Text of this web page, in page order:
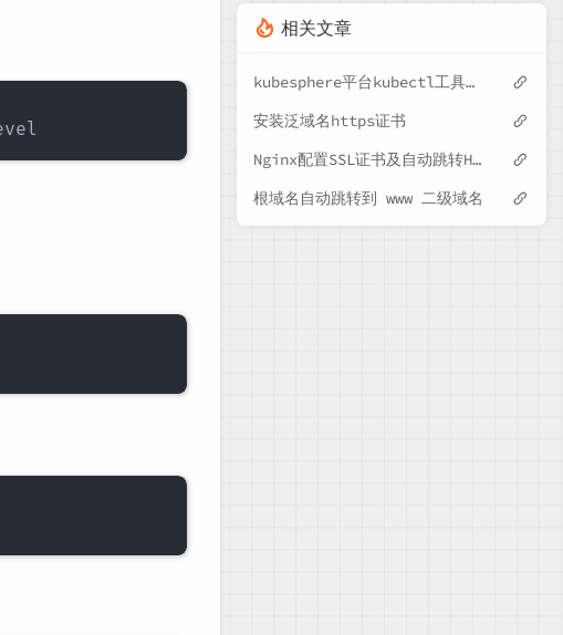
相关文章
kubesphere平台kubectl工具无法使用
安装泛域名https证书
Nginx配置SSL证书及自动跳转HTTPS
根域名自动跳转到 www 二级域名